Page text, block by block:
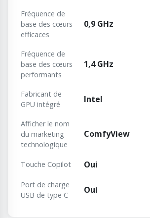
Fréquence de
base des cœurs
efficaces
0,9 GHz
Fréquence de
base des cœurs
performants
1,4 GHz
Fabricant de
GPU intégré
Intel
Afficher le nom
du marketing
technologique
ComfyView
Touche Copilot Oui
Port de charge
USB de type C
Oui